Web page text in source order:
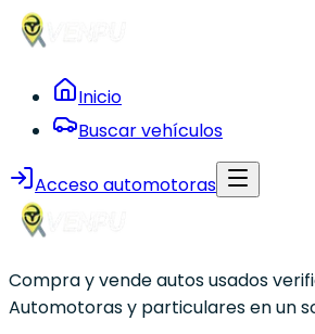
Inicio
Buscar vehículos
Acceso automotoras
Compra y vende autos usados
Automotoras y particulares en un